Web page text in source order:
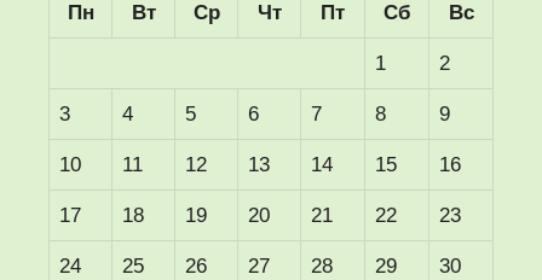
Пн
Вт Ср Чт Пт Сб Вс
1 2
3 4 5 6 7 8 9
10 11 12 13 14 15 16
17 18 19 20 21 22 23
24 25 26 27 28 29 30